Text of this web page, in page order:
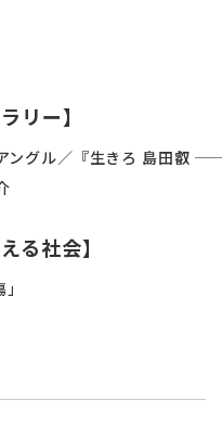
リー】
グル／『生きろ 島田叡 ――
る社会】